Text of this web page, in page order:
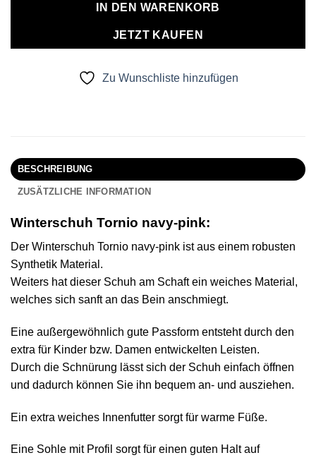
IN DEN WARENKORB
JETZT KAUFEN
Zu Wunschliste hinzufügen
BESCHREIBUNG
ZUSÄTZLICHE INFORMATION
Winterschuh Tornio navy-pink:
Der Winterschuh Tornio navy-pink ist aus einem robusten
Synthetik Material.
Weiters hat dieser Schuh am Schaft ein weiches Material,
welches sich sanft an das Bein anschmiegt.
Eine außergewöhnlich gute Passform entsteht durch den
extra für Kinder bzw. Damen entwickelten Leisten.
Durch die Schnürung lässt sich der Schuh einfach öffnen
und dadurch können Sie ihn bequem an- und ausziehen.
Ein extra weiches Innenfutter sorgt für warme Füße.
Eine Sohle mit Profil sorgt für einen guten Halt auf